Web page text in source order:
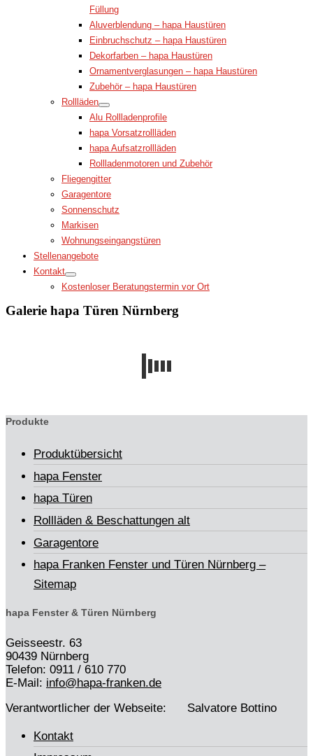
Füllung
Aluverblendung – hapa Haustüren
Einbruchschutz – hapa Haustüren
Dekorfarben – hapa Haustüren
Ornamentverglasungen – hapa Haustüren
Zubehör – hapa Haustüren
Rollläden
Alu Rollladenprofile
hapa Vorsatzrollläden
hapa Aufsatzrollläden
Rollladenmotoren und Zubehör
Fliegengitter
Garagentore
Sonnenschutz
Markisen
Wohnungseingangstüren
Stellenangebote
Kontakt
Kostenloser Beratungstermin vor Ort
Galerie hapa Türen Nürnberg
Produkte
Produktübersicht
hapa Fenster
hapa Türen
Rollläden & Beschattungen alt
Garagentore
hapa Franken Fenster und Türen Nürnberg –
Sitemap
hapa Fenster & Türen Nürnberg
Geisseestr. 63
90439 Nürnberg
Telefon: 0911 / 610 770
E-Mail: info@hapa-franken.de
Verantwortlicher der Webseite: Salvatore Bottino
Kontakt